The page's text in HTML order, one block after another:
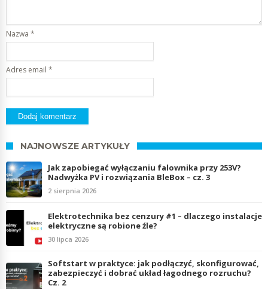
Nazwa *
Adres email *
NAJNOWSZE ARTYKUŁY
Jak zapobiegać wyłączaniu falownika przy 253V?
Nadwyżka PV i rozwiązania BleBox – cz. 3
2 sierpnia 2026
Elektrotechnika bez cenzury #1 – dlaczego instalacje
elektryczne są robione źle?
30 lipca 2026
Softstart w praktyce: jak podłączyć, skonfigurować,
zabezpieczyć i dobrać układ łagodnego rozruchu?
Cz. 2